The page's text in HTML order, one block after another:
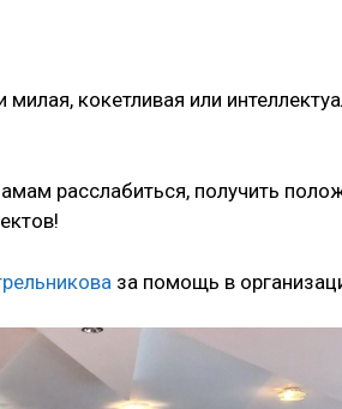
кокетливая или
расслабиться, получить
за помощь в